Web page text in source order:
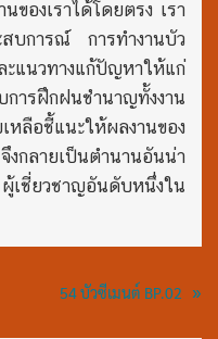
ของเราได้โดยตรง เรา
บการณ์ การทำงานบัว
นวทางแก้ปัญหาให้แก่
การฝึกฝนชำนาญทั้งงาน
หลือชี้แนะให้ผลงานของ
กลายเป็นตำนานอันน่า
เชี่ยวชาญอันดับหนึ่งใน
54 บัวซีเมนต์ BP.02 »